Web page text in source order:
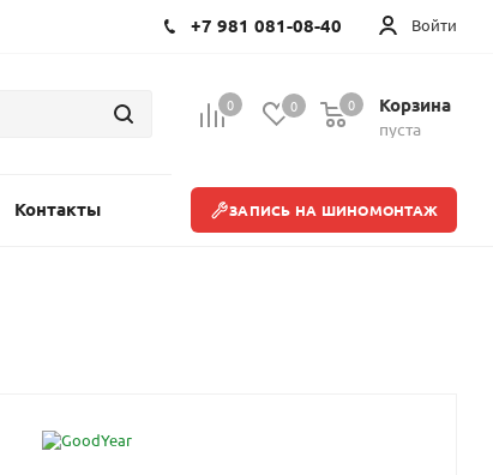
Войти
+7 981 081-08-40
0 0 Корзина
пуста
0
Контакты ЗАПИСЬ НА ШИНОМОНТАЖ